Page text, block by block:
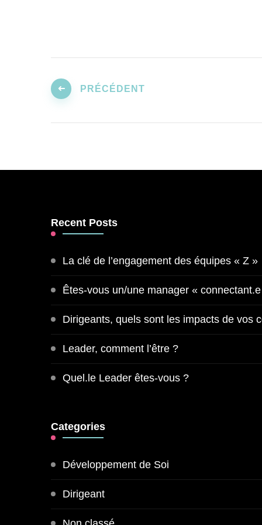
des
publications
PRÉCÉDENT
Recent Posts
La clé de l’engagement des équipes « Z »
Êtes-vous un/une manager «
Dirigeants, quels sont les impacts de vos
Leader, comment l’être ?
Quel.le Leader êtes-vous ?
Categories
Développement de Soi
Dirigeant